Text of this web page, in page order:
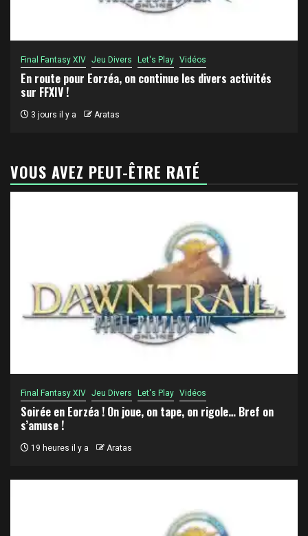
Final Fantasy XIV Jeu Divers Let's Play Vidéos
En route pour Eorzéa, on continue les divers activités
sur FFXIV !
3 jours il y a Aratas
VOUS AVEZ PEUT-ÊTRE RATÉ
Final Fantasy XIV Jeu Divers Let's Play Vidéos
Soirée en Eorzéa ! On joue, on tape, on rigole… Bref on
s’amuse !
19 heures il y a Aratas